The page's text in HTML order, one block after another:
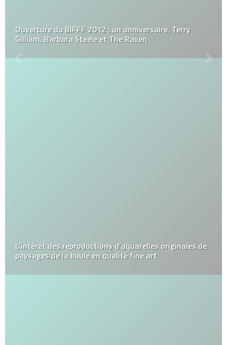
Ouverture du BIFFF 2012 : un anniversaire, Terry
Gilliam, Barbara Steele et The Raven
L’intérêt des reproductions d’aquarelles originales de
paysages de la baule en qualité fine art